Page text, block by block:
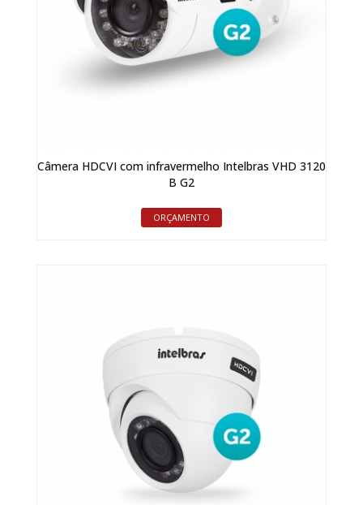
Câmera HDCVI com infravermelho Intelbras VHD 3120
B G2
ORÇAMENTO